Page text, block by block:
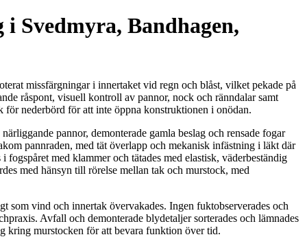
Svedmyra, Bandhagen,
missfärgningar i innertaket vid regn och blåst, vilket pekade på
råspont, visuell kontroll av pannor, nock och ränndalar samt
för nederbörd för att inte öppna konstruktionen i onödan.
pannor, demonterade gamla beslag och rensade fogar
pannraden, med tät överlapp och mekanisk infästning i läkt där
med klammer och tätades med elastisk, väderbeständig
med hänsyn till rörelse mellan tak och murstock, med
som vind och innertak övervakades. Ingen fuktobserverades och
Avfall och demonterade blydetaljer sorterades och lämnades
kring murstocken för att bevara funktion över tid.